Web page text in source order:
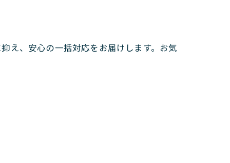
え、安心の一括対応をお届けします。お気